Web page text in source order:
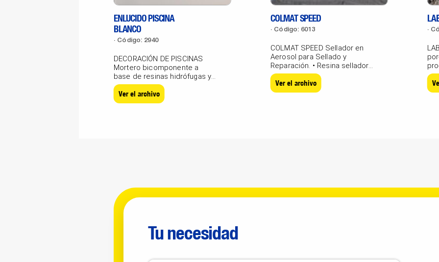
COLMAT SPEED
Código: 6013
COLMAT SPEED Sellador en
Aerosol para Sellado y
Reparación. • Resina selladora
gris concentrada,...
Ver el archivo
ENLUCIDO PISCINA
BLANCO
Código: 2940
DECORACIÓN DE PISCINAS
Mortero bicomponente a
base de resinas hidrófugas y
cargas calibradas para...
Ver el archivo
Tu necesidad